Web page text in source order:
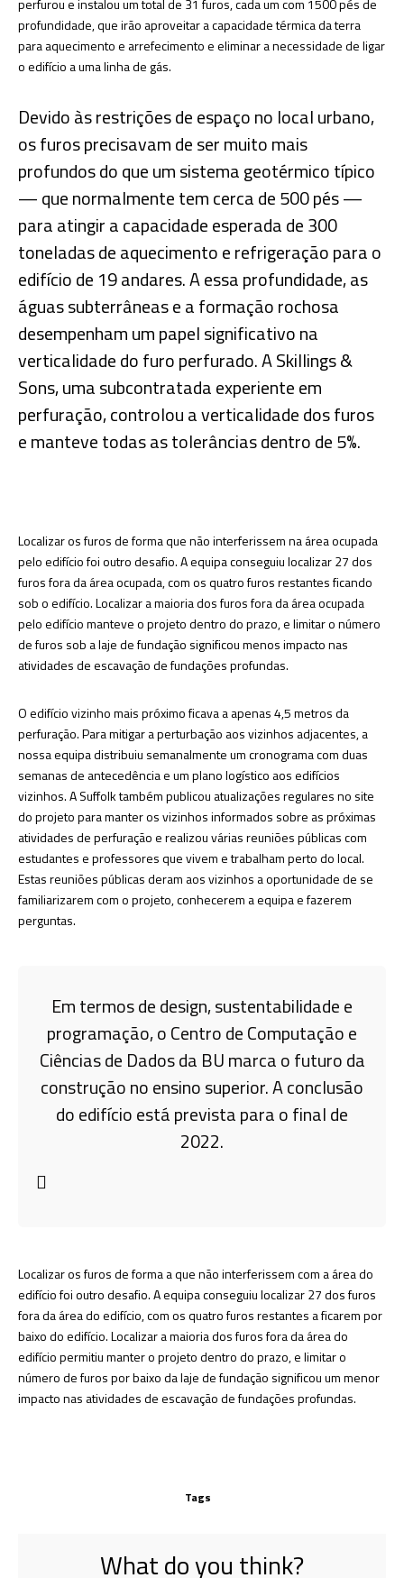
profundidade, que irão aproveitar a capacidade térmica da terra
para aquecimento e arrefecimento e eliminar a necessidade de ligar
o edifício a uma linha de gás.
Devido às restrições de espaço no local urbano,
os furos precisavam de ser muito mais
profundos do que um sistema geotérmico típico
— que normalmente tem cerca de 500 pés —
para atingir a capacidade esperada de 300
toneladas de aquecimento e refrigeração para o
edifício de 19 andares. A essa profundidade, as
águas subterrâneas e a formação rochosa
desempenham um papel significativo na
verticalidade do furo perfurado. A Skillings &
Sons, uma subcontratada experiente em
perfuração, controlou a verticalidade dos furos
e manteve todas as tolerâncias dentro de 5%.
Localizar os furos de forma que não interferissem na área ocupada
pelo edifício foi outro desafio. A equipa conseguiu localizar 27 dos
furos fora da área ocupada, com os quatro furos restantes ficando
sob o edifício. Localizar a maioria dos furos fora da área ocupada
pelo edifício manteve o projeto dentro do prazo, e limitar o número
de furos sob a laje de fundação significou menos impacto nas
atividades de escavação de fundações profundas.
O edifício vizinho mais próximo ficava a apenas 4,5 metros da
perfuração. Para mitigar a perturbação aos vizinhos adjacentes, a
nossa equipa distribuiu semanalmente um cronograma com duas
semanas de antecedência e um plano logístico aos edifícios
vizinhos. A Suffolk também publicou atualizações regulares no site
do projeto para manter os vizinhos informados sobre as próximas
atividades de perfuração e realizou várias reuniões públicas com
estudantes e professores que vivem e trabalham perto do local.
Estas reuniões públicas deram aos vizinhos a oportunidade de se
familiarizarem com o projeto, conhecerem a equipa e fazerem
perguntas.
Em termos de design, sustentabilidade e
programação, o Centro de Computação e
Ciências de Dados da BU marca o futuro da
construção no ensino superior. A conclusão
do edifício está prevista para o final de
2022.
Localizar os furos de forma a que não interferissem com a área do
edifício foi outro desafio. A equipa conseguiu localizar 27 dos furos
fora da área do edifício, com os quatro furos restantes a ficarem por
baixo do edifício. Localizar a maioria dos furos fora da área do
edifício permitiu manter o projeto dentro do prazo, e limitar o
número de furos por baixo da laje de fundação significou um menor
impacto nas atividades de escavação de fundações profundas.
Tags
What do you think?